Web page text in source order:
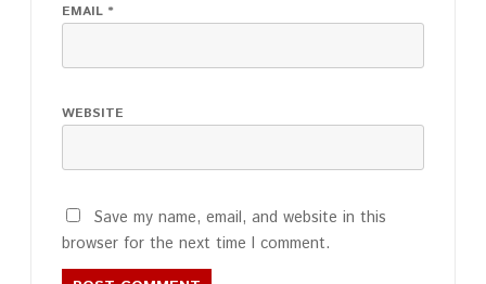
EMAIL *
WEBSITE
Save my name, email, and website in this
browser for the next time I comment.